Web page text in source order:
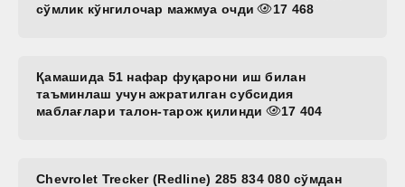
сўмлик кўнгилочар мажмуа очди
17 468
Қамашида 51 нафар фуқарони иш билан
таъминлаш учун ажратилган субсидия
маблағлари талон-тарож қилинди
17 404
Chevrolet Trecker (Redline) 285 834 080 сўмдан